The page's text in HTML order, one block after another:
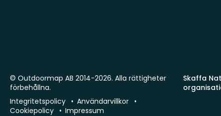
Skaffa
© Outdoormap AB 2014-2026. Alla rättigheter
förbehållna.
Integritetspolicy
Användarvillkor
Cookiepolicy
Impressum